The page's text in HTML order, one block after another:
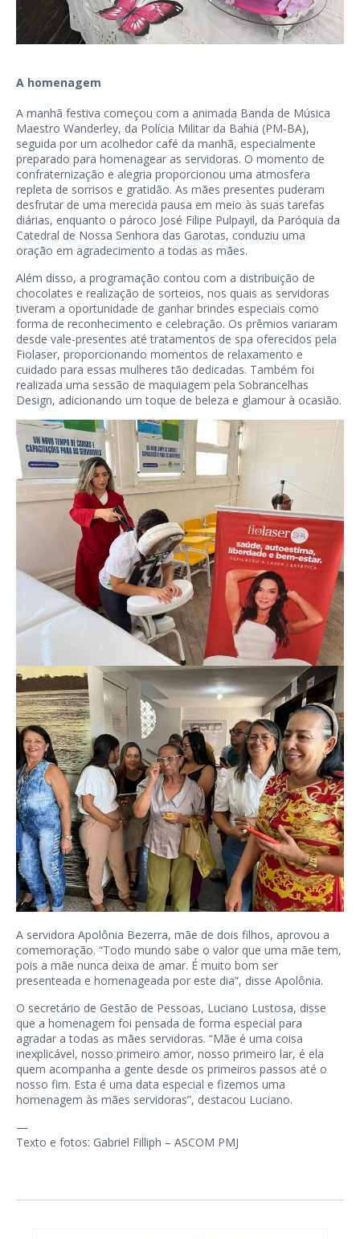
A homenagem
A manhã festiva começou com a animada Banda de Música
Maestro Wanderley, da Polícia Militar da Bahia (PM-BA),
seguida por um acolhedor café da manhã, especialmente
preparado para homenagear as servidoras. O momento de
confraternização e alegria proporcionou uma atmosfera
repleta de sorrisos e gratidão. As mães presentes puderam
desfrutar de uma merecida pausa em meio às suas tarefas
diárias, enquanto o pároco José Filipe Pulpayil, da Paróquia da
Catedral de Nossa Senhora das Garotas, conduziu uma
oração em agradecimento a todas as mães.
Além disso, a programação contou com a distribuição de
chocolates e realização de sorteios, nos quais as servidoras
tiveram a oportunidade de ganhar brindes especiais como
forma de reconhecimento e celebração. Os prêmios variaram
desde vale-presentes até tratamentos de spa oferecidos pela
Fiolaser, proporcionando momentos de relaxamento e
cuidado para essas mulheres tão dedicadas. Também foi
realizada uma sessão de maquiagem pela Sobrancelhas
Design, adicionando um toque de beleza e glamour à ocasião.
A servidora Apolônia Bezerra, mãe de dois filhos, aprovou a
comemoração. “Todo mundo sabe o valor que uma mãe tem,
pois a mãe nunca deixa de amar. É muito bom ser
presenteada e homenageada por este dia”, disse Apolônia.
O secretário de Gestão de Pessoas, Luciano Lustosa, disse
que a homenagem foi pensada de forma especial para
agradar a todas as mães servidoras. “Mãe é uma coisa
inexplicável, nosso primeiro amor, nosso primeiro lar, é ela
quem acompanha a gente desde os primeiros passos até o
nosso fim. Esta é uma data especial e fizemos uma
homenagem às mães servidoras”, destacou Luciano.
—
Texto e fotos: Gabriel Filliph – ASCOM PMJ